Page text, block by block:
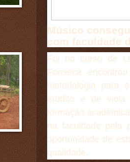
Músico
com faculdade
Foi no curso de
Fonseca
metodologia para
erudito e de viola
formação
na faculdade pela
oportunidade de
qualidade.